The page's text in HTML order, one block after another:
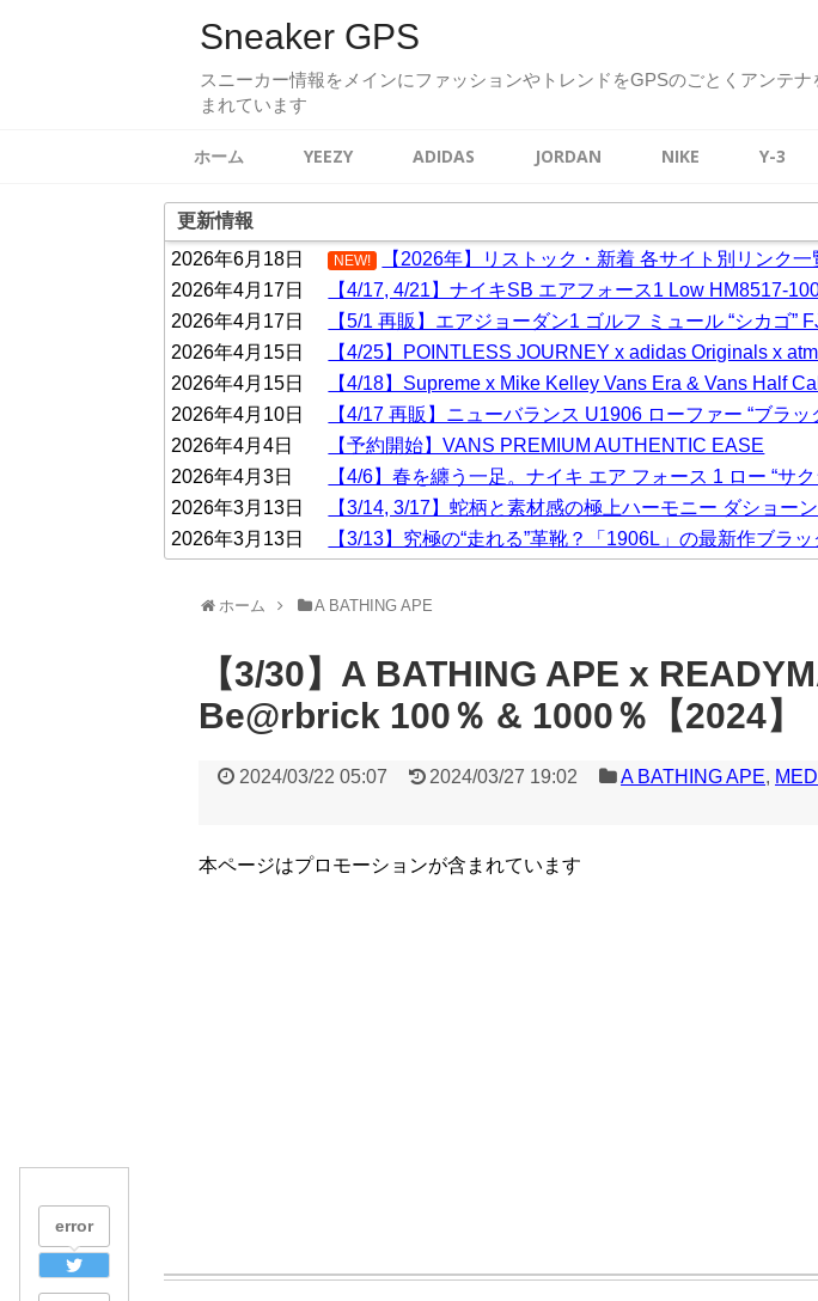
Sneaker GPS
スニーカー情報をメインにファッションやトレンドをGPSのごとくアンテ
まれています
ホーム YEEZY ADIDAS JORDAN NIKE Y-3
更新情報
2026年6月18日
NEW!
【2026年】リストック・新着 各サイト別リンク一
2026年4月17日
【4/17, 4/21】ナイキSB エアフォース1 Low HM8517-
2026年4月17日
【5/1 再販】エアジョーダン1 ゴルフ ミュール “シカゴ”
2026年4月15日
【4/25】POINTLESS JOURNEY x adidas Originals x
2026年4月15日
【4/18】Supreme x Mike Kelley Vans Era & Vans Half
2026年4月10日
【4/17 再販】ニューバランス U1906 ローファー “ブラ
2026年4月4日
【予約開始】VANS PREMIUM AUTHENTIC EASE
2026年4月3日
【4/6】春を纏う一足。ナイキ エア フォース 1 ロー “サ
2026年3月13日
【3/14, 3/17】蛇柄と素材感の極上ハーモニー ダショー
2026年3月13日
【3/13】究極の“走れる”革靴？「1906L」の最新作ブラ
ホーム A BATHING APE
error
【3/30】A BATHING APE x
Be@rbrick 100％ & 1000％【2024】
2024/03/22 05:07 2024/03/27 19:02 A BATHING APE,
本ページはプロモーションが含まれています